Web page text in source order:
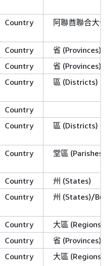
Country 阿聯酋聯合大公
Country
省 (Provinces)/
Country
省 (Provinces)/
Country 區 (Districts)
Country
Country 區 (Districts)
Country 堂區 (Parishes)
Country
州 (States)
Country 州 (States)/
Country
大區
Country
省 (Provinces)
Country 大區 (Regions)/